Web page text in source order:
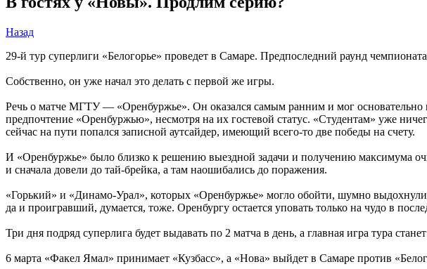
Назад
29-й тур суперлиги «Белогорье» проведет в Самаре. Предпоследний раунд
Собственно, он уже начал это делать с первой же игры.
Речь о матче МГТУ — «Оренбуржье». Он оказался самым ранним и мог основательно
предпочтение «Оренбуржью», несмотря на их гостевой статус. «Студентам» уже
сейчас на пути попался записной аутсайдер, имеющий всего-то две победы на счету.
И «Оренбуржье» было близко к решению выездной задачи и получению максимума
и сначала довели до тай-брейка, а там наошибались до поражения.
«Горький» и «Динамо-Урал», которых «Оренбуржье» могло обойти, шумно
да и проигравший, думается, тоже. Оренбургу остается уповать только на чудо в
Три дня подряд суперлига будет выдавать по 2 матча в день, а главная игра тура
6 марта «Факел Ямал» принимает «Кузбасс», а «Нова» выйдет в Самаре против